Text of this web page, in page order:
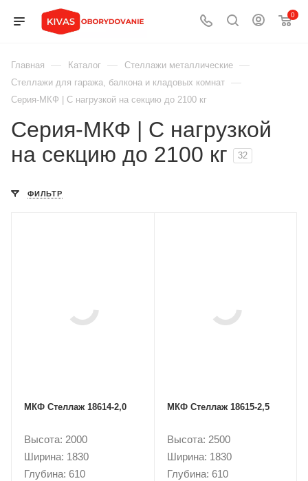
0
Главная — Каталог — Стеллажи металлические —
Стеллажи для гаража, балкона и кладовых комнат —
Серия-МКФ | С нагрузкой на секцию до 2100 кг
Серия-МКФ | С нагрузкой
на секцию до 2100 кг
32
ФИЛЬТР
МКФ Стеллаж 18614-2,0
Высота: 2000
Ширина: 1830
Глубина: 610
МКФ Стеллаж 18615-2,5
Высота: 2500
Ширина: 1830
Глубина: 610